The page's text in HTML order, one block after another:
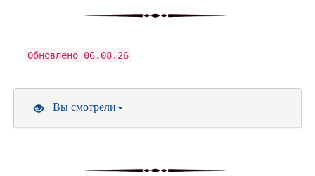
Обновлено 06.08.26
Вы смотрели